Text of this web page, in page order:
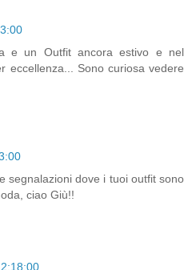
e un Outfit ancora estivo e nel
eccellenza... Sono curiosa vedere
segnalazioni dove i tuoi outfit sono
ciao Giù!!